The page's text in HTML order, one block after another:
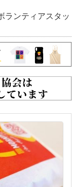
ランティアスタッ